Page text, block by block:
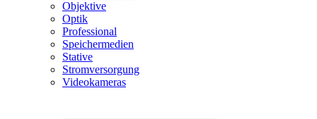
Objektive
Optik
Professional
Speichermedien
Stative
Stromversorgung
Videokameras